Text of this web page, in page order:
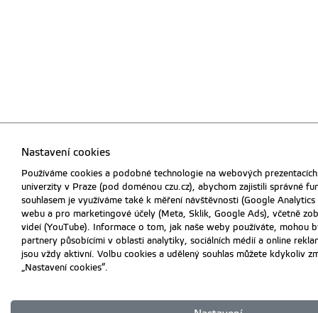
Nastavení cookies
Používáme cookies a podobné technologie na webových
univerzity v Praze (pod doménou czu.cz), abychom zajistili správné
souhlasem je využíváme také k měření návštěvnosti (Google
webu a pro marketingové účely (Meta, Sklik, Google Ads), včetně
videí (YouTube). Informace o tom, jak naše weby používáte, mohou
partnery působícími v oblasti analytiky, sociálních médií a online
jsou vždy aktivní. Volbu cookies a udělený souhlas můžete kdykoliv
„Nastavení cookies“.